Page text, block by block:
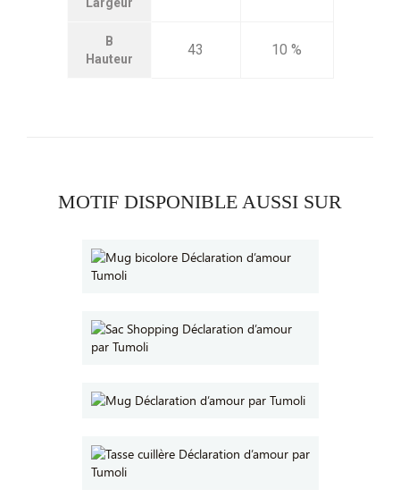
B
Hauteur
43 10 %
MOTIF DISPONIBLE AUSSI SUR